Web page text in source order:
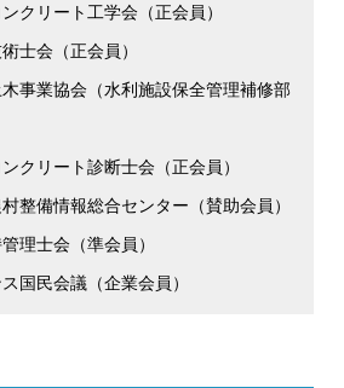
クリート工学会（正会員）
士会（正会員）
事業協会（水利施設保全管理補修部
クリート診断士会（正会員）
整備情報総合センター（賛助会員）
理士会（準会員）
国民会議（企業会員）